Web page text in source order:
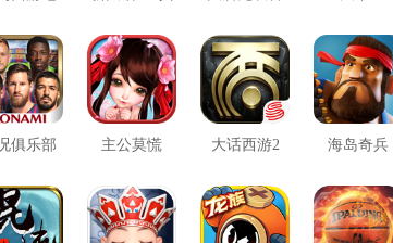
俱乐部 主公莫慌 大话西游2 海岛奇兵